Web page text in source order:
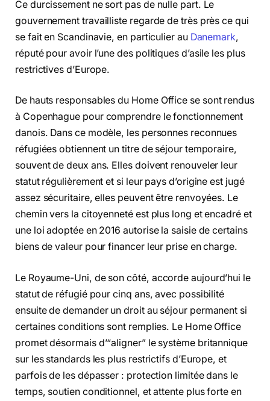
Ce durcissement ne sort pas de nulle part. Le
gouvernement travailliste regarde de très près ce qui
se fait en Scandinavie, en particulier au Danemark,
réputé pour avoir l’une des politiques d’asile les plus
restrictives d’Europe.
De hauts responsables du Home Office se sont rendus
à Copenhague pour comprendre le fonctionnement
danois. Dans ce modèle, les personnes reconnues
réfugiées obtiennent un titre de séjour temporaire,
souvent de deux ans. Elles doivent renouveler leur
statut régulièrement et si leur pays d’origine est jugé
assez sécuritaire, elles peuvent être renvoyées. Le
chemin vers la citoyenneté est plus long et encadré et
une loi adoptée en 2016 autorise la saisie de certains
biens de valeur pour financer leur prise en charge.
Le Royaume-Uni, de son côté, accorde aujourd’hui le
statut de réfugié pour cinq ans, avec possibilité
ensuite de demander un droit au séjour permanent si
certaines conditions sont remplies. Le Home Office
promet désormais d’“aligner” le système britannique
sur les standards les plus restrictifs d’Europe, et
parfois de les dépasser : protection limitée dans le
temps, soutien conditionnel, et attente plus forte en